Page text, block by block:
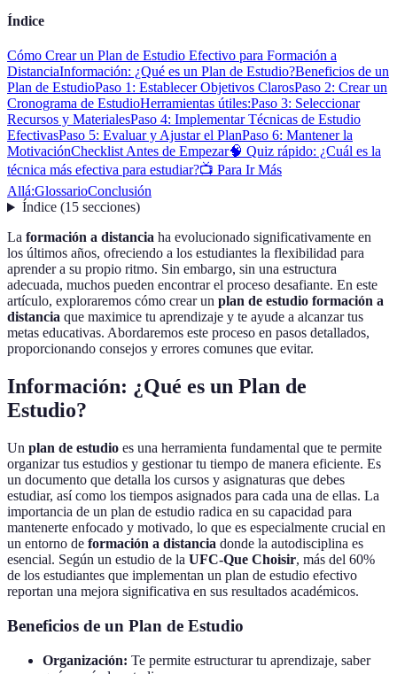
Índice
Cómo Crear un Plan de Estudio Efectivo para Formación a
DistanciaInformación: ¿Qué es un Plan de Estudio?Beneficios de un
Plan de EstudioPaso 1: Establecer Objetivos ClarosPaso 2: Crear un
Cronograma de EstudioHerramientas útiles:Paso 3: Seleccionar
Recursos y MaterialesPaso 4: Implementar Técnicas de Estudio
EfectivasPaso 5: Evaluar y Ajustar el PlanPaso 6: Mantener la
MotivaciónChecklist Antes de Empezar🧠 Quiz rápido: ¿Cuál es la
técnica más efectiva para estudiar?📺 Para Ir Más
Allá:GlossarioConclusión
Índice(15 secciones)
La formación a distancia ha evolucionado significativamente en
los últimos años, ofreciendo a los estudiantes la flexibilidad para
aprender a su propio ritmo. Sin embargo, sin una estructura
adecuada, muchos pueden encontrar el proceso desafiante. En este
artículo, exploraremos cómo crear un plan de estudio formación a
distancia que maximice tu aprendizaje y te ayude a alcanzar tus
metas educativas. Abordaremos este proceso en pasos detallados,
proporcionando consejos y errores comunes que evitar.
Información: ¿Qué es un Plan de
Estudio?
Un plan de estudio es una herramienta fundamental que te permite
organizar tus estudios y gestionar tu tiempo de manera eficiente. Es
un documento que detalla los cursos y asignaturas que debes
estudiar, así como los tiempos asignados para cada una de ellas. La
importancia de un plan de estudio radica en su capacidad para
mantenerte enfocado y motivado, lo que es especialmente crucial en
un entorno de formación a distancia donde la autodisciplina es
esencial. Según un estudio de la UFC-Que Choisir, más del 60%
de los estudiantes que implementan un plan de estudio efectivo
reportan una mejora significativa en sus resultados académicos.
Beneficios de un Plan de Estudio
Organización: Te permite estructurar tu aprendizaje, saber